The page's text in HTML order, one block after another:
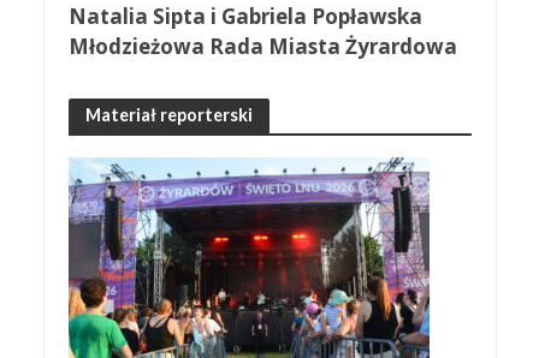
Natalia Sipta i Gabriela Popławska
Młodzieżowa Rada Miasta Żyrardowa
Materiał reporterski